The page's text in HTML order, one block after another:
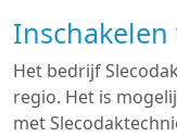
Het bedrijf
regio. Het is
met